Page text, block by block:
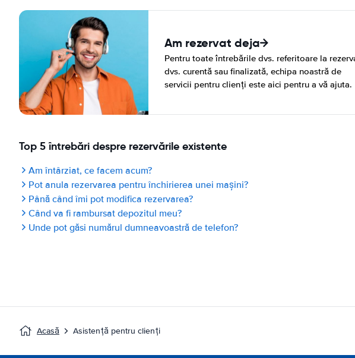
Am rezervat deja
Pentru toate întrebările dvs. referitoare la
dvs. curentă sau finalizată, echipa noastră de
servicii pentru clienți este aici pentru a vă ajuta.
Top 5 întrebări despre rezervările existente
Am întârziat, ce facem acum?
Pot anula rezervarea pentru închirierea unei mașini?
Până când îmi pot modifica rezervarea?
Când va fi rambursat depozitul meu?
Unde pot găsi numărul dumneavoastră de telefon?
Acasă Asistență pentru clienți